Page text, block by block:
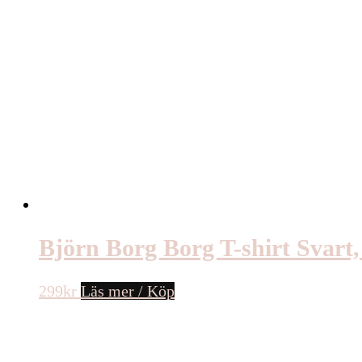
Björn Borg Borg T-shirt
299kr Läs mer / Köp